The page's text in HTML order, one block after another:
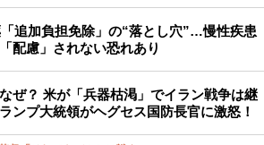
追加負担免除」の“落とし穴”…慢性疾患
配慮」されない恐れあり
ぜ？ 米が「兵器枯渇」でイラン戦争は継
ンプ大統領がヘグセス国防長官に激怒！